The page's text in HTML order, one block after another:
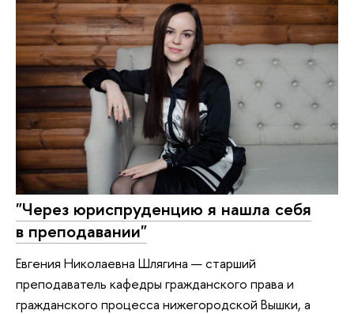
"Через юриспруденцию я нашла себя
в преподавании"
Евгения Николаевна Шлягина — старший
преподаватель кафедры гражданского права и
гражданского процесса нижегородской Вышки, а